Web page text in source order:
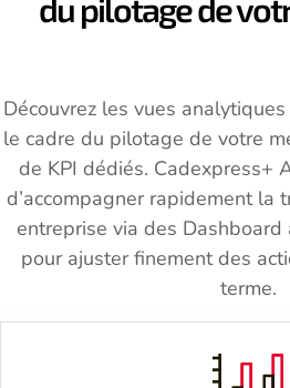
du pilotage de
Découvrez les vues
le cadre du pilotage de votre
de KPI dédiés. Cadexpress+
d’accompagner rapidement la
entreprise via des
pour ajuster finement des
terme.